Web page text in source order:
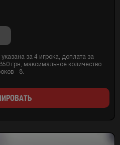
за 4 игрока, доплата за
грн, максимальное количество
- 8.